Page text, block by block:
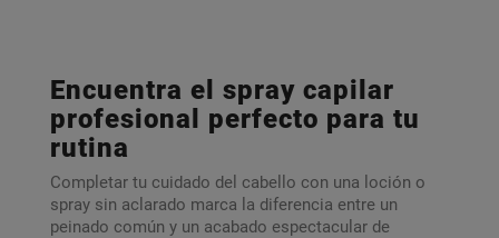
Encuentra el spray capilar
profesional perfecto para tu
rutina
Completar tu cuidado del cabello con una loción o
spray sin aclarado marca la diferencia entre un
peinado común y un acabado espectacular de